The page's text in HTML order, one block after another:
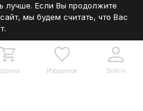
Избранное Войти
лучше. Если Вы продолжите
мы будем считать, что Вас